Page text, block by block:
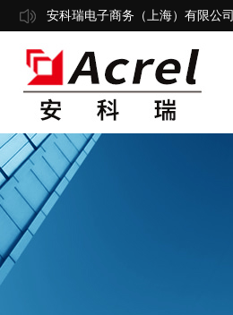
安科瑞电子商务（上海）有限公司